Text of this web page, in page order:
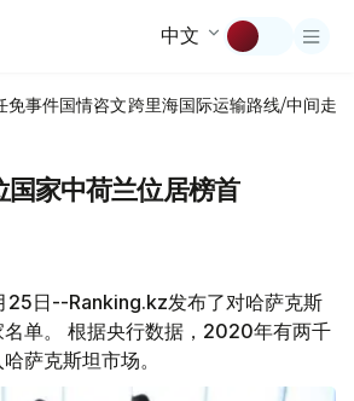
中文
免事件国情咨文跨里海国际运输路线/中间走廊
家中荷兰位居榜首
25日--Ranking.kz发布了对哈萨克斯
单。 根据央行数据，2020年有两千
萨克斯坦市场。